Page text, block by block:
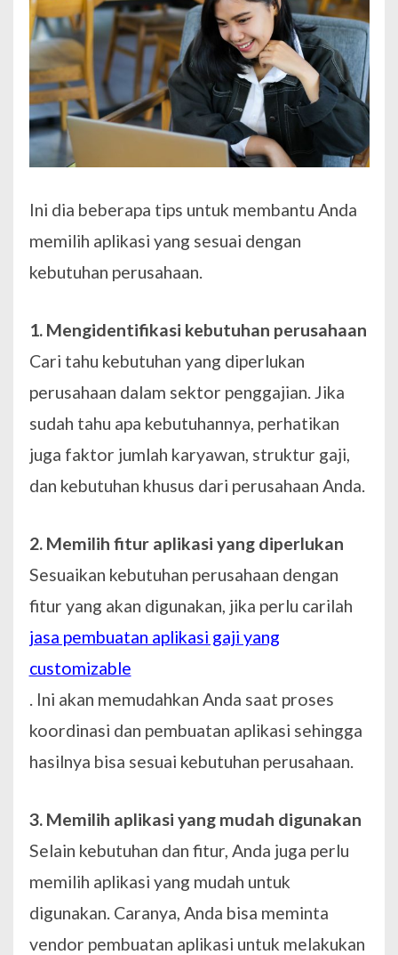
Ini dia beberapa tips untuk membantu Anda
memilih aplikasi yang sesuai dengan
kebutuhan perusahaan.
1. Mengidentifikasi kebutuhan perusahaan
Cari tahu kebutuhan yang diperlukan
perusahaan dalam sektor penggajian. Jika
sudah tahu apa kebutuhannya, perhatikan
juga faktor jumlah karyawan, struktur gaji,
dan kebutuhan khusus dari perusahaan Anda.
2. Memilih fitur aplikasi yang diperlukan
Sesuaikan kebutuhan perusahaan dengan
fitur yang akan digunakan, jika perlu carilah
jasa pembuatan aplikasi gaji yang
customizable
. Ini akan memudahkan Anda saat proses
koordinasi dan pembuatan aplikasi sehingga
hasilnya bisa sesuai kebutuhan perusahaan.
3. Memilih aplikasi yang mudah digunakan
Selain kebutuhan dan fitur, Anda juga perlu
memilih aplikasi yang mudah untuk
digunakan. Caranya, Anda bisa meminta
vendor pembuatan aplikasi untuk melakukan